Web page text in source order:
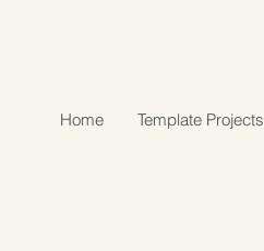
Home Template Projects